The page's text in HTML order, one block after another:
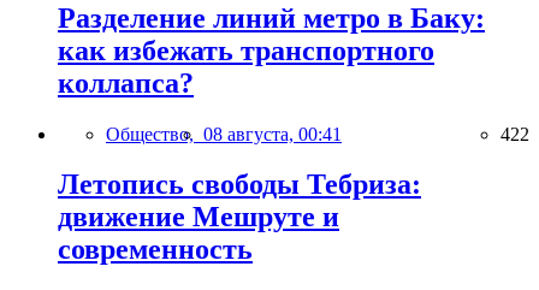
Разделение линий метро в Баку:
как избежать транспортного
коллапса?
Общество, 08 августа, 00:41 422
Летопись свободы Тебриза:
движение Мешруте и
современность